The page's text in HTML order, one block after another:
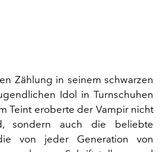
Zählung in seinem schwarzen
Idol in Turnschuhen
Teint eroberte der Vampir nicht
sondern auch die beliebte
von jeder Generation von